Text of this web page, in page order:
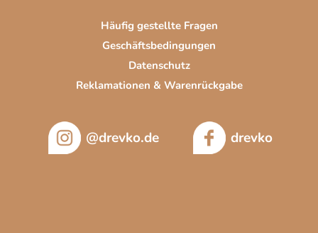
Häufig gestellte Fragen
Geschäftsbedingungen
Datenschutz
Reklamationen & Warenrückgabe
@drevko.de drevko